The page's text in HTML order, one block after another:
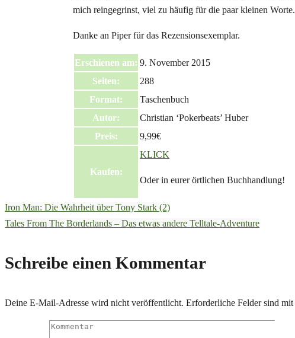
mich reingegrinst, viel zu häufig für die paar kleinen Worte.
Danke an Piper für das Rezensionsexemplar.
Erschienen am: 9. November 2015
Seiten:
288
Format:
Taschenbuch
Autor:
Christian ‘Pokerbeats’ Huber
Preis:
9,99€
Kaufen:
KLICK
Oder in eurer örtlichen Buchhandlung!
Iron Man: Die Wahrheit über Tony Stark (2)
Tales From The Borderlands – Das etwas andere Telltale-Adventure
Schreibe einen Kommentar
Deine E-Mail-Adresse wird nicht veröffentlicht. Erforderliche Felder sind mit